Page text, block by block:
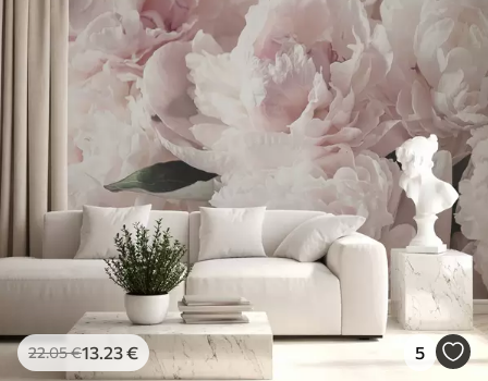
22.05€13 .23€ 5